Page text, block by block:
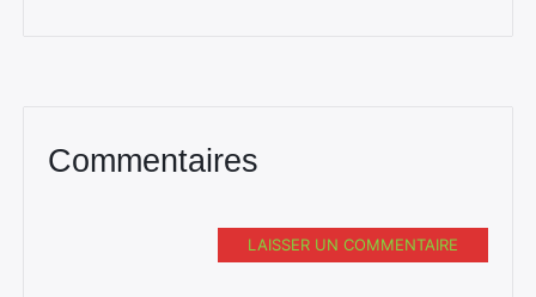
Commentaires
LAISSER UN COMMENTAIRE